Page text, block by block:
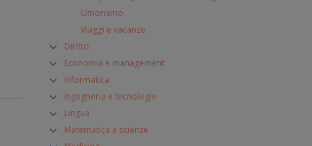
Umorismo
Viaggi e vacanze
Diritto
Economia e management
Informatica
Ingegneria e tecnologie
Lingua
Matematica e scienze